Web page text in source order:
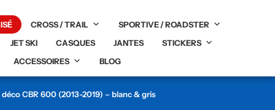
CROSS / TRAIL
SPORTIVE / ROADSTER
JET SKI
CASQUES JANTES
STICKERS
ACCESSOIRES
BLOG
CBR 600 (2013-2019) – blanc & gris